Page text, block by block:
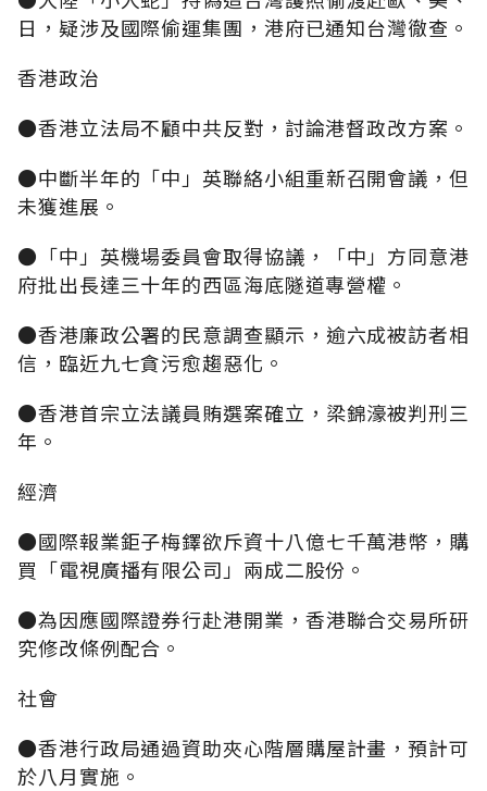
日，疑涉及國際偷運集團，港府已通知台灣徹查。
香港政治
●香港立法局不顧中共反對，討論港督政改方案。
●中斷半年的「中」英聯絡小組重新召開會議，但
未獲進展。
●「中」英機場委員會取得協議，「中」方同意港
府批出長達三十年的西區海底隧道專營權。
●香港廉政公署的民意調查顯示，逾六成被訪者相
信，臨近九七貪污愈趨惡化。
●香港首宗立法議員賄選案確立，梁錦濠被判刑三
年。
經濟
●國際報業鉅子梅鐸欲斥資十八億七千萬港幣，購
買「電視廣播有限公司」兩成二股份。
●為因應國際證券行赴港開業，香港聯合交易所研
究修改條例配合。
社會
●香港行政局通過資助夾心階層購屋計畫，預計可
於八月實施。